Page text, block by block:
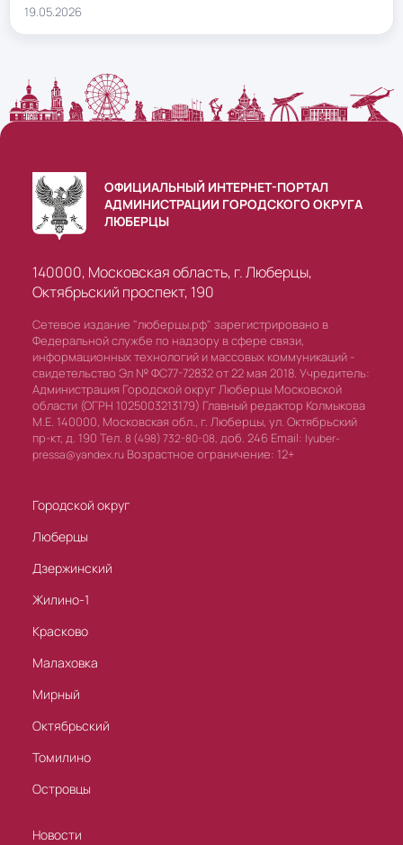
19.05.2026
ОФИЦИАЛЬНЫЙ ИНТЕРНЕТ-ПОРТАЛ
АДМИНИСТРАЦИИ ГОРОДСКОГО ОКРУГА
ЛЮБЕРЦЫ
140000, Московская область, г. Люберцы,
Октябрьский проспект, 190
Сетевое издание "люберцы.рф" зарегистрировано в
Федеральной службе по надзору в сфере связи,
информационных технологий и массовых коммуникаций -
свидетельство Эл № ФС77-72832 от 22 мая 2018. Учредитель:
Администрация Городской округ Люберцы Московской
области (ОГРН 1025003213179) Главный редактор Колмыкова
М.Е. 140000, Московская обл., г. Люберцы, ул. Октябрьский
пр-кт, д. 190 Тел. 8 (498) 732-80-08, доб. 246 Email: lyuber-
pressa@yandex.ru Возрастное ограничение: 12+
Городской округ
Люберцы
Дзержинский
Жилино-1
Красково
Малаховка
Мирный
Октябрьский
Томилино
Островцы
Новости